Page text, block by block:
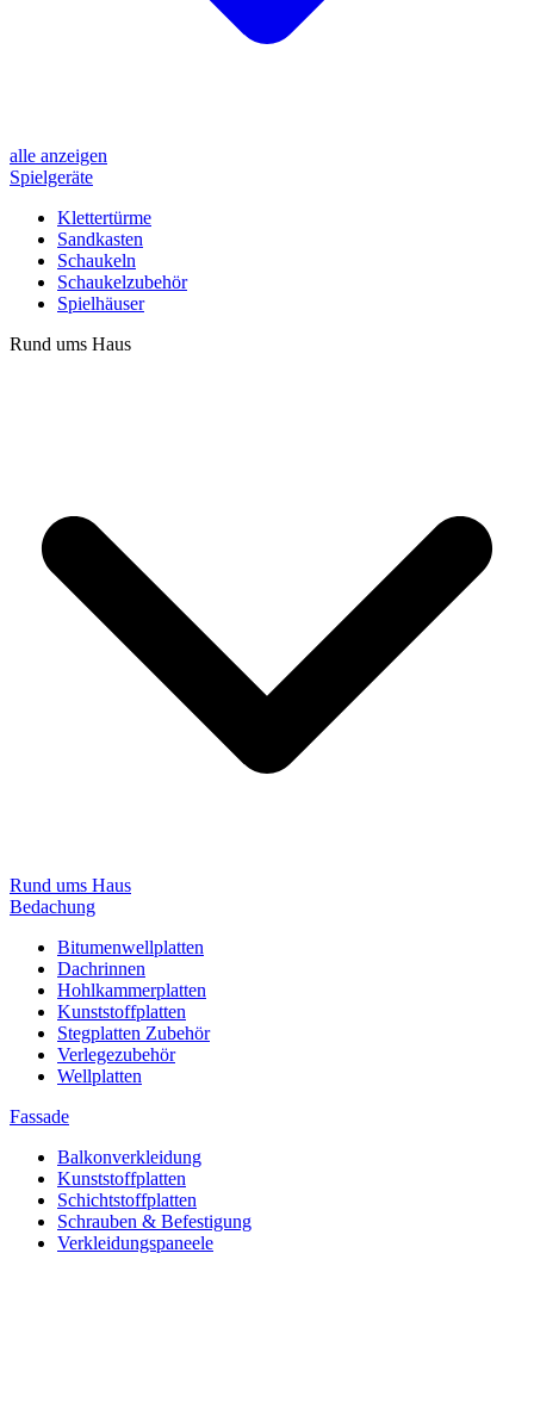
alle anzeigen
Spielgeräte
Klettertürme
Sandkasten
Schaukeln
Schaukelzubehör
Spielhäuser
Rund ums Haus
Rund ums Haus
Bedachung
Bitumenwellplatten
Dachrinnen
Hohlkammerplatten
Kunststoffplatten
Stegplatten Zubehör
Verlegezubehör
Wellplatten
Fassade
Balkonverkleidung
Kunststoffplatten
Schichtstoffplatten
Schrauben & Befestigung
Verkleidungspaneele